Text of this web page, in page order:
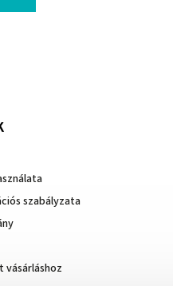
szabályzata